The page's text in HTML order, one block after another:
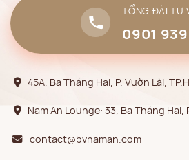
TỔNG ĐÀI TƯ
0901
45A, Ba Tháng Hai, P. Vườn Lài,
Nam An Lounge: 33, Ba Tháng Hai,
contact@bvnaman.com